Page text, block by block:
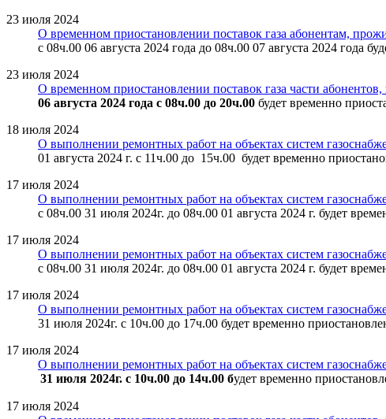
23 июля 2024
О временном приостановлении поставок газа абонентам,
с 08ч.00 06 августа 2024 года до 08ч.00 07 августа 2024 года
23 июля 2024
О временном приостановлении поставок газа части
06 августа 2024 года с 08ч.00 до 20ч.00 будет временно
18 июля 2024
О выполнении ремонтных работ на объектах систем
01 августа 2024 г. с 11ч.00 до 15ч.00 будет временно
17 июля 2024
О выполнении ремонтных работ на объектах систем
с 08ч.00 31 июля 2024г. до 08ч.00 01 августа 2024 г. будет
17 июля 2024
О выполнении ремонтных работ на объектах систем
с 08ч.00 31 июля 2024г. до 08ч.00 01 августа 2024 г. будет
17 июля 2024
О выполнении ремонтных работ на объектах систем
31 июля 2024г. с 10ч.00 до 17ч.00 будет временно
17 июля 2024
О выполнении ремонтных работ на объектах систем
31 июля 2024г. с 10ч.00 до 14ч.00 будет временно
17 июля 2024